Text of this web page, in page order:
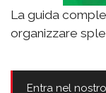
La guida
organizzare
Entra nel